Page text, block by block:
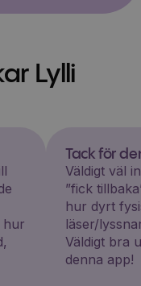
Lylli
hur
Tack för
Väldigt väl
”fick
hur dyrt
läser/
Väldigt bra
denna app!